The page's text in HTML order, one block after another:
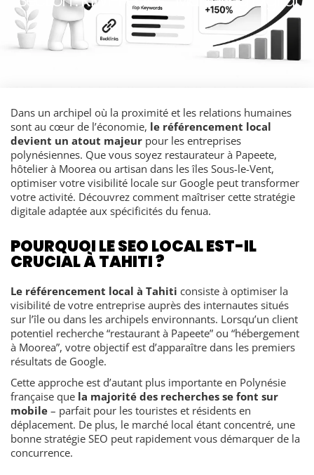
Dans un archipel où la proximité et les relations humaines
sont au cœur de l’économie, le référencement local
devient un atout majeur pour les entreprises
polynésiennes. Que vous soyez restaurateur à Papeete,
hôtelier à Moorea ou artisan dans les îles Sous-le-Vent,
optimiser votre visibilité locale sur Google peut transformer
votre activité. Découvrez comment maîtriser cette stratégie
digitale adaptée aux spécificités du fenua.
POURQUOI LE SEO LOCAL EST-IL
CRUCIAL À TAHITI ?
Le référencement local à Tahiti consiste à optimiser la
visibilité de votre entreprise auprès des internautes situés
sur l’île ou dans les archipels environnants. Lorsqu’un client
potentiel recherche “restaurant à Papeete” ou “hébergement
à Moorea”, votre objectif est d’apparaître dans les premiers
résultats de Google.
Cette approche est d’autant plus importante en Polynésie
française que la majorité des recherches se font sur
mobile – parfait pour les touristes et résidents en
déplacement. De plus, le marché local étant concentré, une
bonne stratégie SEO peut rapidement vous démarquer de la
concurrence.